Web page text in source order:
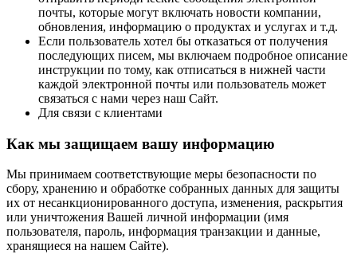
почты, которые могут включать новости компании,
обновления, информацию о продуктах и услугах и т.д.
Если пользователь хотел бы отказаться от получения
последующих писем, мы включаем подробное описание
инструкции по тому, как отписаться в нижней части
каждой электронной почты или пользователь может
связаться с нами через наш Сайт.
Для связи с клиентами
Как мы защищаем вашу информацию
Мы принимаем соответствующие меры безопасности по
сбору, хранению и обработке собранных данных для защиты
их от несанкционированного доступа, изменения, раскрытия
или уничтожения Вашей личной информации (имя
пользователя, пароль, информация транзакции и данные,
хранящиеся на нашем Сайте).